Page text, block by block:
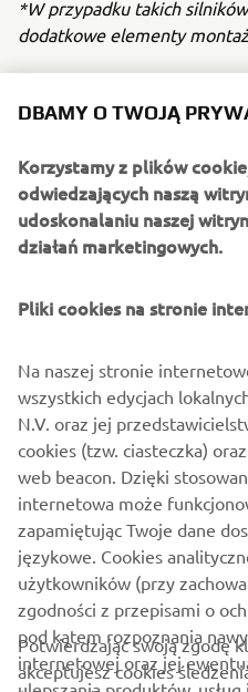
*W przypadku takich
dodatkowe elementy
Aby uzyskać więcej
DBAMY O TWOJĄ
Korzystamy z plików
odwiedzających naszą
udoskonalaniu naszej
działań marketingowych.
Pliki cookies na stronie
Na naszej stronie
wszystkich edycjach
N.V. oraz jej
cookies (tzw. ciasteczka)
web beacon. Dzięki
internetowa może
zapamiętując Twoje dane
językowe. Cookies
użytkowników (przy
zgodności z przepisami o
pod kątem rozpoznania
internetowej oraz jej
Potwierdzając swoją zgodę
akceptujesz cookies